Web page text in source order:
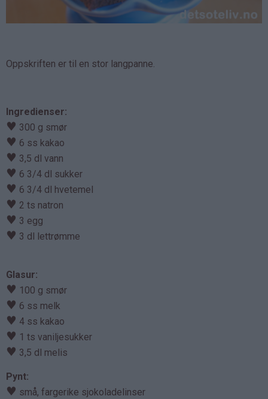
Oppskriften er til en stor langpanne.
Ingredienser:
♥ 300 g smør
♥ 6 ss kakao
♥ 3,5 dl vann
♥ 6 3/4 dl sukker
♥ 6 3/4 dl hvetemel
♥ 2 ts natron
♥ 3 egg
♥ 3 dl lettrømme
Glasur:
♥ 100 g smør
♥ 6 ss melk
♥ 4 ss kakao
♥ 1 ts vaniljesukker
♥ 3,5 dl melis
Pynt:
♥ små, fargerike sjokoladelinser